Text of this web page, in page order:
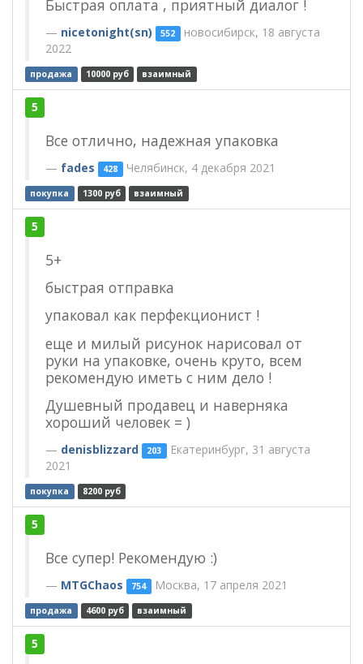
Быстрая оплата , приятный диалог !
nicetonight(sn) 552 новосибирск, 18 августа
2022
продажа 10000 руб взаимный
5
Все отлично, надежная упаковка
fades 428 Челябинск, 4 декабря 2021
покупка 1300 руб взаимный
5
5+
быстрая отправка
упаковал как перфекционист !
еще и милый рисунок нарисовал от
руки на упаковке, очень круто, всем
рекомендую иметь с ним дело !
Душевный продавец и наверняка
хороший человек = )
denisblizzard 203 Екатеринбург, 31 августа
2021
покупка 8200 руб
5
Все супер! Рекомендую :)
MTGChaos 754 Москва, 17 апреля 2021
продажа 4600 руб взаимный
5